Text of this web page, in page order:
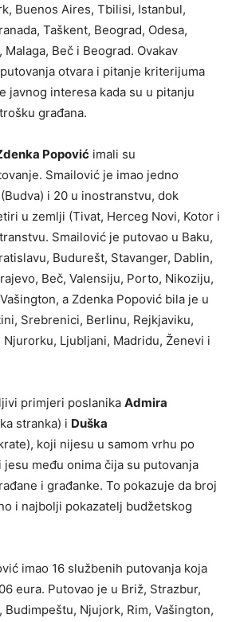
Buenos Aires, Tbilisi, Istanbul,
Taškent, Beograd, Odesa,
Beč i Beograd. Ovakav
otvara i pitanje kriterijuma
javnog interesa kada su u pitanju
građana.
Popović imali su
Smailović je imao jedno
i 20 u inostranstvu, dok
u zemlji (Tivat, Herceg Novi, Kotor i
Smailović je putovao u Baku,
Budurešt, Stavanger, Dablin,
Beč, Valensiju, Porto, Nikoziju,
a Zdenka Popović bila je u
Srebrenici, Berlinu, Rejkjaviku,
Ljubljani, Madridu, Ženevi i
primjeri poslanika Admira
stranka) i Duška
koji nijesu u samom vrhu po
među onima čija su putovanja
i građanke. To pokazuje da broj
i najbolji pokazatelj budžetskog
imao 16 službenih putovanja koja
eura. Putovao je u Briž, Strazbur,
Budimpeštu, Njujork, Rim, Vašington,